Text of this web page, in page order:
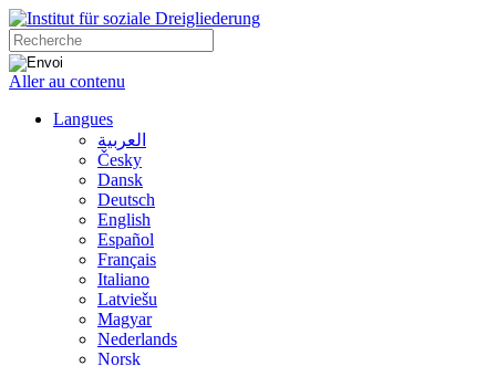
Aller au contenu
Langues
العربية
Česky
Dansk
Deutsch
English
Español
Français
Italiano
Latviešu
Magyar
Nederlands
Norsk